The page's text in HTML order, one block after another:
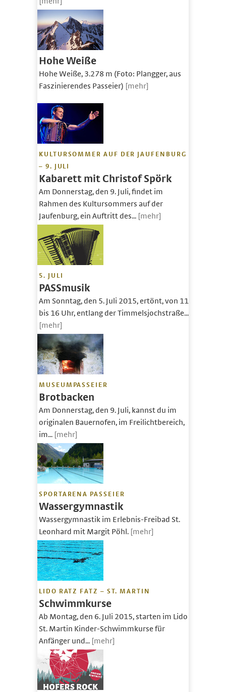
Hohe Weiße
Hohe Weiße, 3.278 m (Foto: Plangger, aus
Faszinierendes Passeier) [mehr]
KULTURSOMMER AUF DER JAUFENBURG
– 9. JULI
Kabarett mit Christof Spörk
Am Donnerstag, den 9. Juli, findet im
Rahmen des Kultursommers auf der
Jaufenburg, ein Auftritt des... [mehr]
5. JULI
PASSmusik
Am Sonntag, den 5. Juli 2015, ertönt, von 11
bis 16 Uhr, entlang der Timmelsjochstraße...
[mehr]
MUSEUMPASSEIER
Brotbacken
Am Donnerstag, den 9. Juli, kannst du im
originalen Bauernofen, im Freilichtbereich,
im... [mehr]
SPORTARENA PASSEIER
Wassergymnastik
Wassergymnastik im Erlebnis-Freibad St.
Leonhard mit Margit Pöhl. [mehr]
LIDO RATZ FATZ – ST. MARTIN
Schwimmkurse
Ab Montag, den 6. Juli 2015, starten im Lido
St. Martin Kinder-Schwimmkurse für
Anfänger und... [mehr]